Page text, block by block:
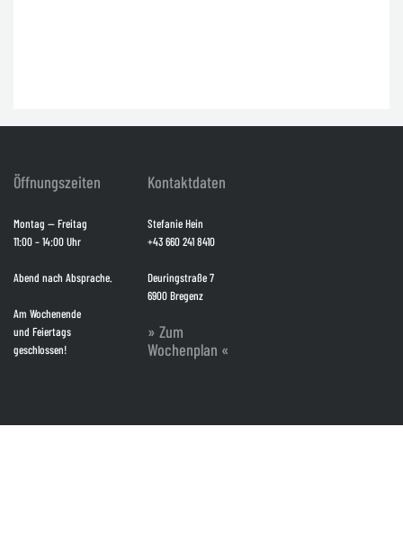
Öffnungszeiten
Montag — Freitag
11:00 – 14:00 Uhr
Abend nach Absprache.
Am Wochenende
und Feiertags
geschlossen!
Kontaktdaten
Stefanie Hein
+43 660 241 8410
Deuringstraße 7
6900 Bregenz
» Zum
Wochenplan «